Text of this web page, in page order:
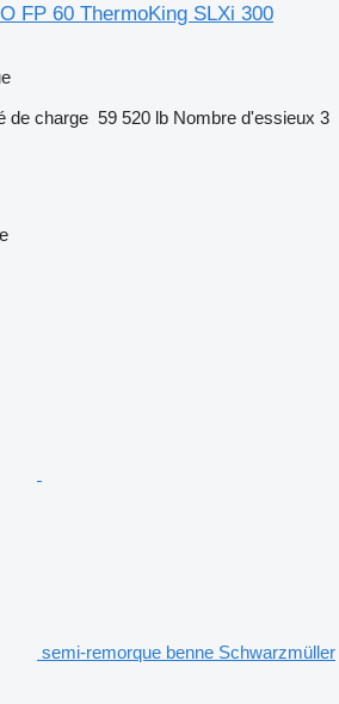
FP 60 ThermoKing SLXi 300
de charge 59 520 lb Nombre d'essieux 3
semi-remorque benne Schwarzmüller